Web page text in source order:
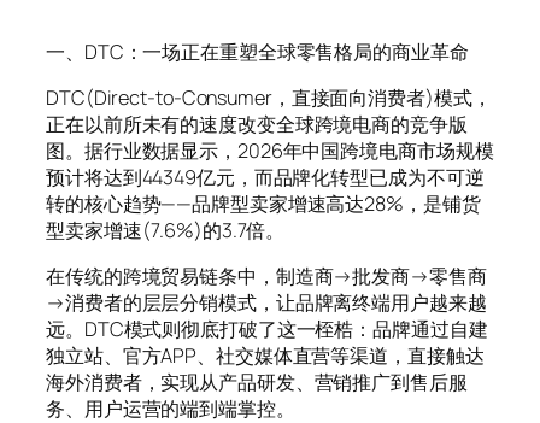
一、DTC：一场正在重塑全球零售格局的商业革命
DTC(Direct-to-Consumer，直接面向消费者)模式，
正在以前所未有的速度改变全球跨境电商的竞争版
图。据行业数据显示，2026年中国跨境电商市场规模
预计将达到44349亿元，而品牌化转型已成为不可逆
转的核心趋势——品牌型卖家增速高达28%，是铺货
型卖家增速(7.6%)的3.7倍。
在传统的跨境贸易链条中，制造商→批发商→零售商
→消费者的层层分销模式，让品牌离终端用户越来越
远。DTC模式则彻底打破了这一桎梏：品牌通过自建
独立站、官方APP、社交媒体直营等渠道，直接触达
海外消费者，实现从产品研发、营销推广到售后服
务、用户运营的端到端掌控。